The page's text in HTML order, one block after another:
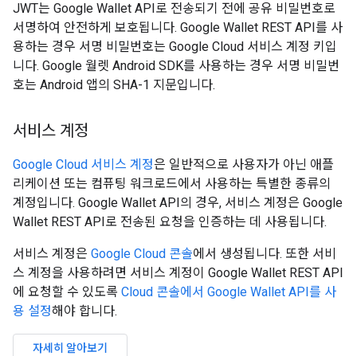
JWT는 Google Wallet API로 전송되기 전에 공유 비밀번호로
서명하여 안전하게 보호됩니다. Google Wallet REST API를 사
용하는 경우 서명 비밀번호는 Google Cloud 서비스 계정 키입
니다. Google 월렛 Android SDK를 사용하는 경우 서명 비밀번
호는 Android 앱의 SHA-1 지문입니다.
서비스 계정
Google Cloud 서비스 계정은 일반적으로 사용자가 아닌 애플
리케이션 또는 컴퓨팅 워크로드에서 사용하는 특별한 종류의
계정입니다. Google Wallet API의 경우, 서비스 계정은 Google
Wallet REST API로 전송된 요청을 인증하는 데 사용됩니다.
서비스 계정은 Google Cloud 콘솔에서 생성됩니다. 또한 서비
스 계정을 사용하려면 서비스 계정이 Google Wallet REST API
에 요청할 수 있도록 Cloud 콘솔에서 Google Wallet API를 사
용 설정해야 합니다.
자세히 알아보기